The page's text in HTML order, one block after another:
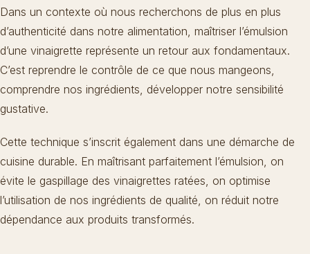
Dans un contexte où nous recherchons de plus en plus
d’authenticité dans notre alimentation, maîtriser l’émulsion
d’une vinaigrette représente un retour aux fondamentaux.
C’est reprendre le contrôle de ce que nous mangeons,
comprendre nos ingrédients, développer notre sensibilité
gustative.
Cette technique s’inscrit également dans une démarche de
cuisine durable. En maîtrisant parfaitement l’émulsion, on
évite le gaspillage des vinaigrettes ratées, on optimise
l’utilisation de nos ingrédients de qualité, on réduit notre
dépendance aux produits transformés.